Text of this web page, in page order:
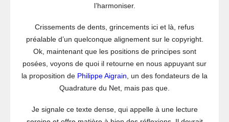
l’harmoniser.
Crissements de dents, grincements ici et là, refus
préalable d’un quelconque alignement sur le copyright.
Ok, maintenant que les positions de principes sont
posées, voyons de quoi il retourne en nous appuyant sur
la proposition de Philippe Aigrain , un des fondateurs de la
Quadrature du Net, mais pas que.
Je signale ce texte dense, qui appelle à une lecture